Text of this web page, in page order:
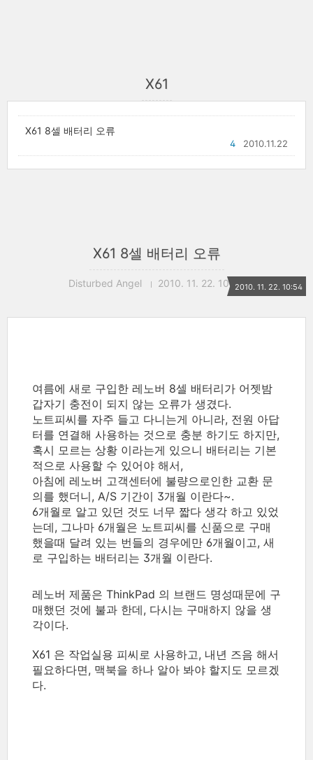
X61
X61 8셀 배터리 오류
2010.11.22
4
X61 8셀 배터리 오류
Disturbed Angel 2010. 11. 22. 10:542010. 11. 22. 10:54
여름에 새로 구입한 레노버 8셀 배터리가 어젯밤
갑자기 충전이 되지 않는 오류가 생겼다.
노트피씨를 자주 들고 다니는게 아니라, 전원 아답
터를 연결해 사용하는 것으로 충분 하기도 하지만,
혹시 모르는 상황 이라는게 있으니 배터리는 기본
적으로 사용할 수 있어야 해서,
아침에 레노버 고객센터에 불량으로인한 교환 문
의를 했더니, A/S 기간이 3개월 이란다~.
6개월로 알고 있던 것도 너무 짧다 생각 하고 있었
는데, 그나마 6개월은 노트피씨를 신품으로 구매
했을때 달려 있는 번들의 경우에만 6개월이고, 새
로 구입하는 배터리는 3개월 이란다.
레노버 제품은 ThinkPad 의 브랜드 명성때문에 구
매했던 것에 불과 한데, 다시는 구매하지 않을 생
각이다.
X61 은 작업실용 피씨로 사용하고, 내년 즈음 해서
필요하다면, 맥북을 하나 알아 봐야 할지도 모르겠
다.